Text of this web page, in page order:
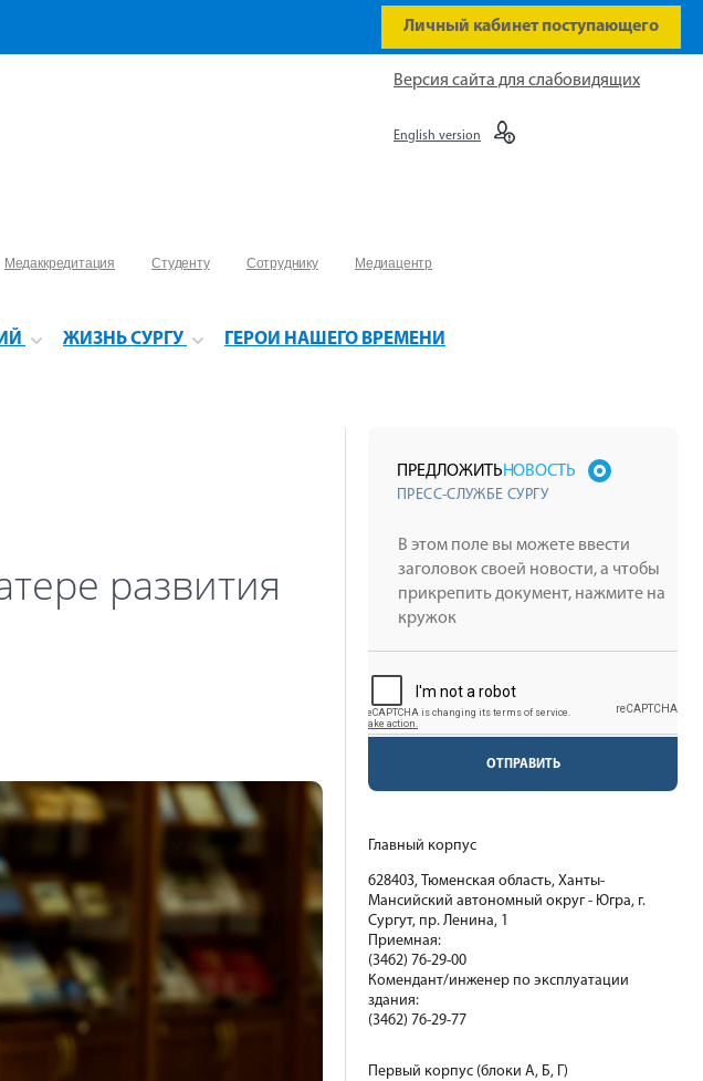
Личный кабинет поступающего
Медаккредитация Студенту Сотруднику
Медиацентр
ЖИЗНЬ СУРГУ
ГЕРОИ НАШЕГО ВРЕМЕНИ
Версия сайта для слабовидящих
English version
развития
ПРЕДЛОЖИТЬНОВОСТЬ
ПРЕСС-СЛУЖБЕ СУРГУ
ОТПРАВИТЬ
Главный корпус
628403, Тюменская область, Ханты-
Мансийский автономный округ - Югра, г.
Сургут, пр. Ленина, 1
Приемная:
(3462) 76-29-00
Комендант/инженер по эксплуатации
здания:
(3462) 76-29-77
Первый корпус (блоки А, Б, Г)